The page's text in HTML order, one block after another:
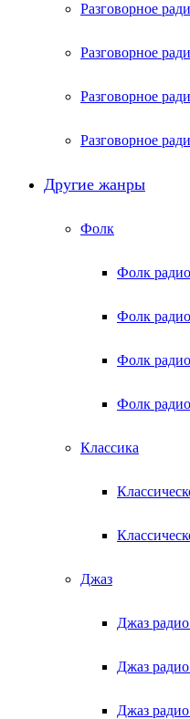
Разговорное
Разговорное
Разговорное
Разговорное
Другие жанры
Фолк
Фолк
Фолк
Фолк
Фолк
Классика
Джаз
Джаз
Джаз
Джаз